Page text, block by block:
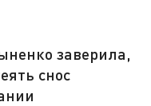
заверила,
снос